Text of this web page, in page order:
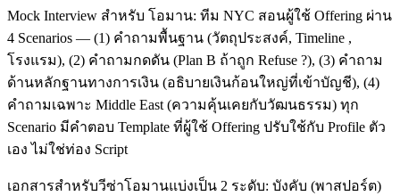
Mock Interview สำหรับ โอมาน: ทีม NYC สอนผู้ใช้ Offering ผ่าน
4 Scenarios — (1) คำถามพื้นฐาน (วัตถุประสงค์, Timeline ,
โรงแรม), (2) คำถามกดดัน (Plan B ถ้าถูก Refuse ?), (3) คำถาม
ด้านหลักฐานทางการเงิน (อธิบายเงินก้อนใหญ่ที่เข้าบัญชี), (4)
คำถามเฉพาะ Middle East (ความคุ้นเคยกับวัฒนธรรม) ทุก
Scenario มีคำตอบ Template ที่ผู้ใช้ Offering ปรับใช้กับ Profile ตัว
เอง ไม่ใช่ท่อง Script
เอกสารสำหรับวีซ่าโอมานแบ่งเป็น 2 ระดับ: บังคับ (พาสปอร์ต)